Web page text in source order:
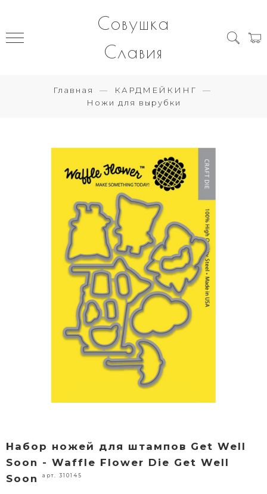
Совушка
Славия
Главная
КАРДМЕЙКИНГ
Ножи для вырубки
Набор ножей для штампов Get Well
Soon - Waffle Flower Die Get Well
Soon
арт. 310145